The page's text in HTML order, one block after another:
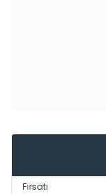
Fırsatı